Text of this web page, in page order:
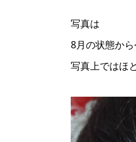
写真は
8月の状態か
写真上ではほ